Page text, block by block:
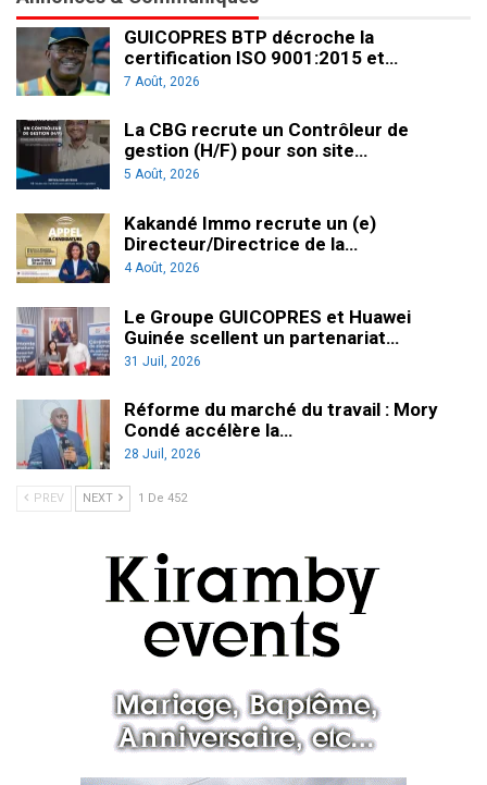
GUICOPRES BTP décroche la
certification ISO 9001:2015 et…
7 Août, 2026
La CBG recrute un Contrôleur de
gestion (H/F) pour son site…
5 Août, 2026
Kakandé Immo recrute un (e)
Directeur/Directrice de la…
4 Août, 2026
Le Groupe GUICOPRES et Huawei
Guinée scellent un partenariat…
31 Juil, 2026
Réforme du marché du travail : Mory
Condé accélère la…
28 Juil, 2026
PREV NEXT 1 De 452